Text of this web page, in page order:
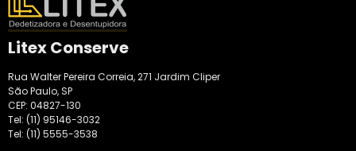
Litex Conserve
Rua Walter Pereira Correia, 271 Jardim Cliper
São Paulo, SP
CEP: 04827-130
Tel: (11) 95146-3032
Tel: (11) 5555-3538